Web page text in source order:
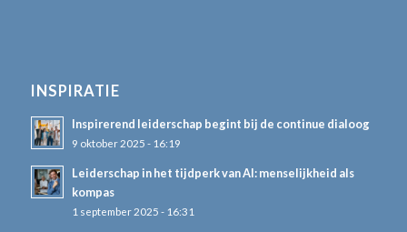
INSPIRATIE
Inspirerend leiderschap begint bij de continue dialoog
9 oktober 2025 - 16:19
Leiderschap in het tijdperk van AI: menselijkheid als
kompas
1 september 2025 - 16:31